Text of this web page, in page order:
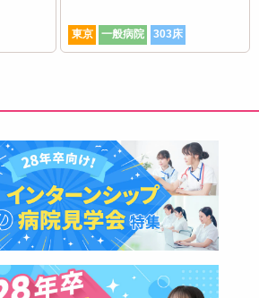
東京 一般病院 303床